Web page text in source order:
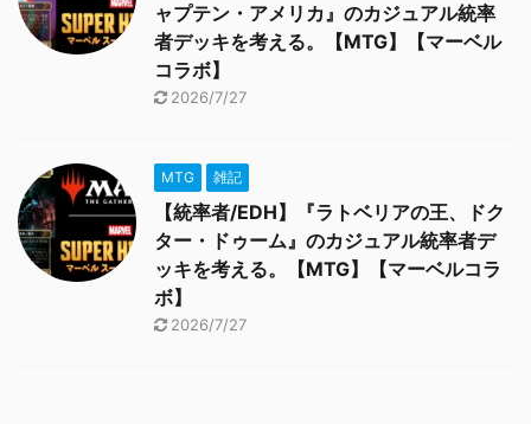
ャプテン・アメリカ』のカジュアル統率
者デッキを考える。【MTG】【マーベル
コラボ】
2026/7/27
MTG 雑記
【統率者/EDH】『ラトベリアの王、ドク
ター・ドゥーム』のカジュアル統率者デ
ッキを考える。【MTG】【マーベルコラ
ボ】
2026/7/27